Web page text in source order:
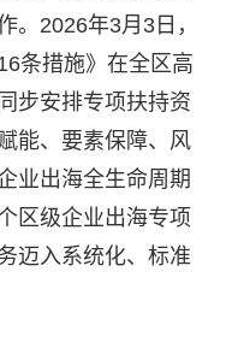
。2026年3月3日，
条措施》在全区高
步安排专项扶持资
能、要素保障、风
业出海全生命周期
区级企业出海专项
迈入系统化、标准